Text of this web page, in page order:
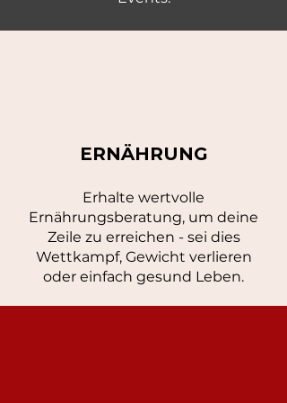
ERNÄHRUNG
Erhalte wertvolle
Ernährungsberatung, um deine
Zeile zu erreichen - sei dies
Wettkampf, Gewicht verlieren
oder einfach gesund Leben.